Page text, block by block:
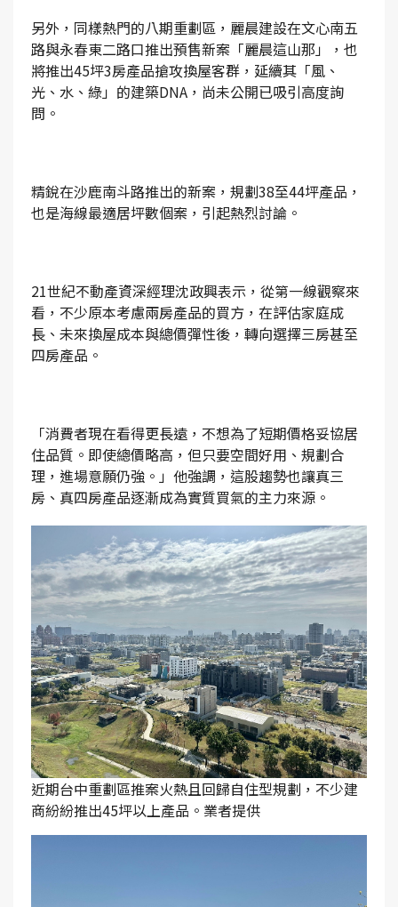
另外，同樣熱門的八期重劃區，麗晨建設在文心南五
路與永春東二路口推出預售新案「麗晨這山那」，也
將推出45坪3房產品搶攻換屋客群，延續其「風、
光、水、綠」的建築DNA，尚未公開已吸引高度詢
問。
精銳在沙鹿南斗路推出的新案，規劃38至44坪產品，
也是海線最適居坪數個案，引起熱烈討論。
21世紀不動產資深經理沈政興表示，從第一線觀察來
看，不少原本考慮兩房產品的買方，在評估家庭成
長、未來換屋成本與總價彈性後，轉向選擇三房甚至
四房產品。
「消費者現在看得更長遠，不想為了短期價格妥協居
住品質。即使總價略高，但只要空間好用、規劃合
理，進場意願仍強。」他強調，這股趨勢也讓真三
房、真四房產品逐漸成為實質買氣的主力來源。
近期台中重劃區推案火熱且回歸自住型規劃，不少建
商紛紛推出45坪以上產品。業者提供